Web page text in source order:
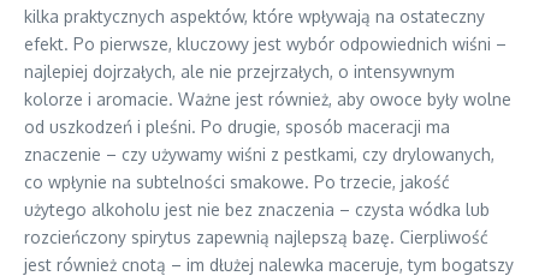
kilka praktycznych aspektów, które wpływają na ostateczny
efekt. Po pierwsze, kluczowy jest wybór odpowiednich wiśni –
najlepiej dojrzałych, ale nie przejrzałych, o intensywnym
kolorze i aromacie. Ważne jest również, aby owoce były wolne
od uszkodzeń i pleśni. Po drugie, sposób maceracji ma
znaczenie – czy używamy wiśni z pestkami, czy drylowanych,
co wpłynie na subtelności smakowe. Po trzecie, jakość
użytego alkoholu jest nie bez znaczenia – czysta wódka lub
rozcieńczony spirytus zapewnią najlepszą bazę. Cierpliwość
jest również cnotą – im dłużej nalewka maceruje, tym bogatszy